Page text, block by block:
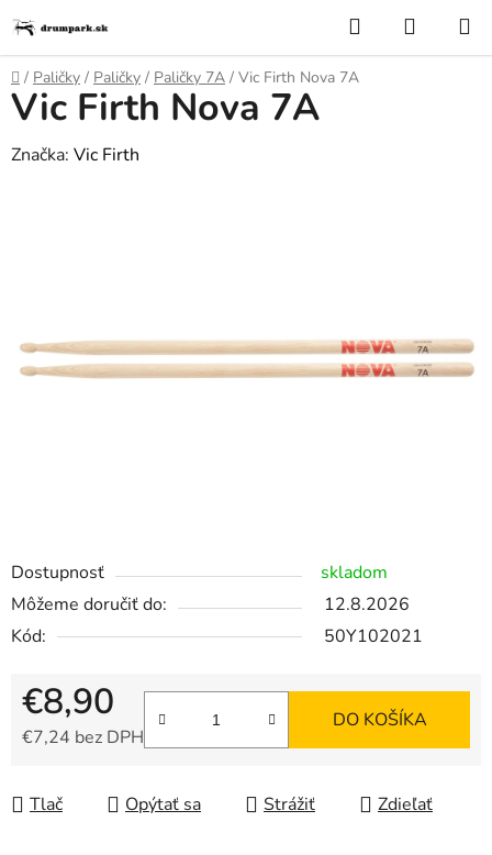
na
obsah
Hľadať
KOŠÍK
Domov
/ Paličky / Paličky / Paličky 7A / Vic Firth Nova 7A
Dostupnosť
skladom
Môžeme doručiť do:
12.8.2026
Kód:
50Y102021
€8,90
€7,24 bez DPH
DO KOŠÍKA
Tlač Opýtať sa Strážiť Zdieľať
Vic Firth Nova 7A
Značka: Vic Firth